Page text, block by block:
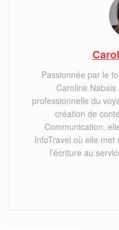
Passionnée par le
Caroline
professionnelle du
création de
Communication,
InfoTravel où elle
l’écriture au